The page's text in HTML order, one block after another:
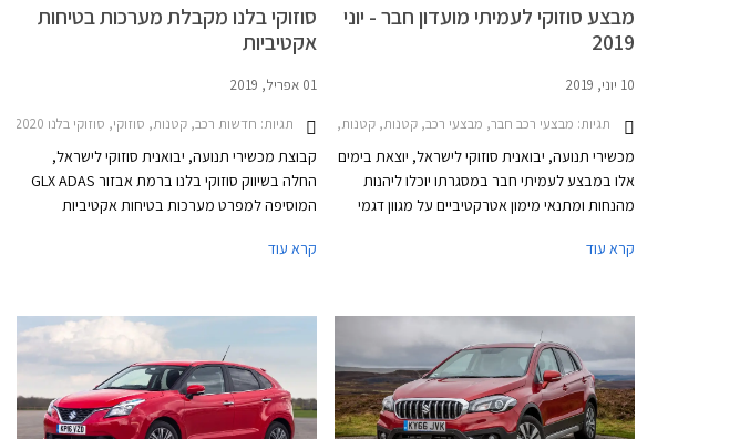
מבצע סוזוקי לעמיתי מועדון חבר - יוני
2019
10 יוני, 2019
תגיות: מבצעי רכב חבר, מבצעי רכב, קטנות, קטנות, משפחתיות, פנאי שטח, סוזוקי, סוזוקי בלנו 2016-2020, סוזוקי קרוסאובר 2017-2022, סוזוקי סלריו 2016-2019, סוזוקי סוויפט 2017-2020, סוזוקי ויטרה 2019-2025סוזוקי איגניס 2017-2020
מכשירי תנועה, יבואנית סוזוקי לישראל, יוצאת בימים
אלו במבצע לעמיתי חבר במסגרתו יוכלו ליהנות
מהנחות ומתנאי מימון אטרקטיביים על מגוון דגמי
קרא עוד
סוזוקי בלנו מקבלת מערכות בטיחות
אקטיביות
01 אפריל, 2019
תגיות: חדשות רכב, קטנות, סוזוקי, סוזוקי בלנו 2016-2020מחירון רכב
קבוצת מכשירי תנועה, יבואנית סוזוקי לישראל,
החלה בשיווק סוזוקי בלנו ברמת אבזור GLX ADAS
המוסיפה למפרט מערכות בטיחות אקטיביות
שמירת מרחק, ומערכת בלימה אוטונומית הפועלת
קרא עוד